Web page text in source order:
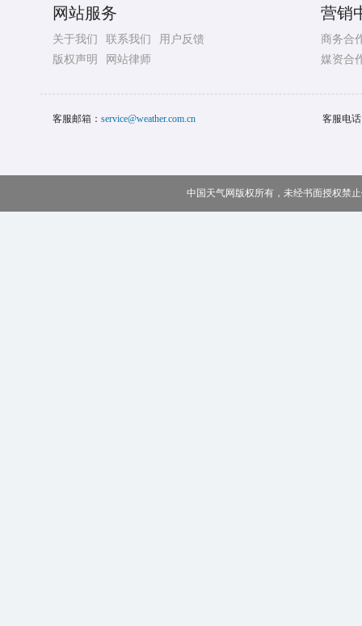
网站服务
关于我们 联系我们
用户反馈
版权声明
网站律师
营销
商务合
媒资合
客服邮箱： service@weather.com.cn 客服电
中国天气网版权所有，未经书面授权